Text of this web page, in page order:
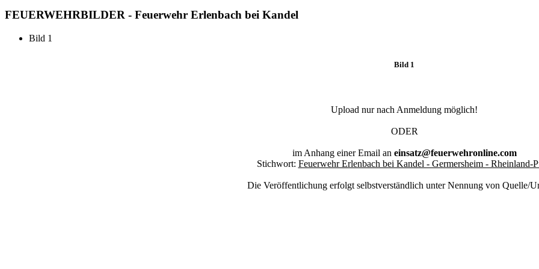
FEUERWEHRBILDER - Feuerwehr Erlenbach bei Kandel
Bild 1
Bild 1
Upload nur nach Anmeldung möglich!
ODER
im Anhang einer Email an einsatz@feuerwehronline.com
Stichwort: Feuerwehr Erlenbach bei Kandel - Germersheim - Rheinland-
Die Veröffentlichung erfolgt selbstverständlich unter Nennung von Quelle/